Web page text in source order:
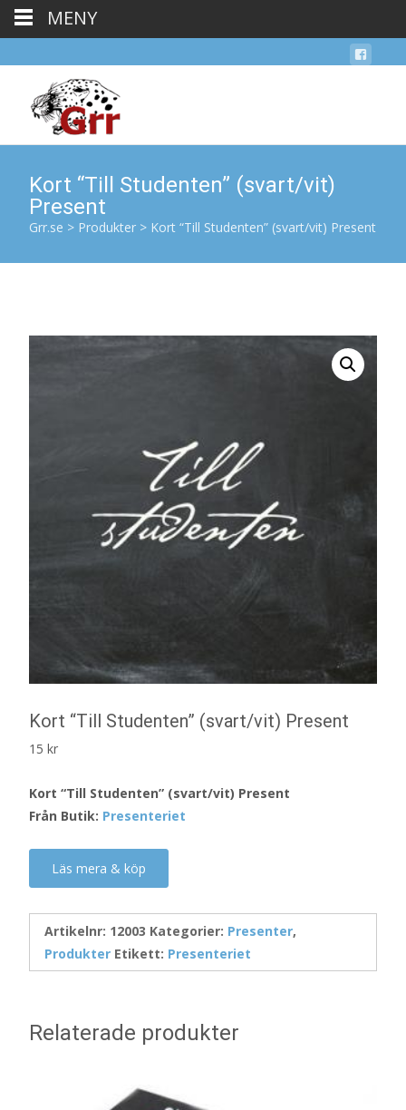
Kort “Till Studenten” (svart/vit)
Present
Grr.se > Produkter > Kort “Till Studenten” (svart/vit) Present
Kort “Till Studenten” (svart/vit) Present
15 kr
Kort “Till Studenten” (svart/vit) Present
Från Butik: Presenteriet
Läs mera & köp
Artikelnr: 12003 Kategorier: Presenter,
Produkter Etikett: Presenteriet
Relaterade produkter
MENY